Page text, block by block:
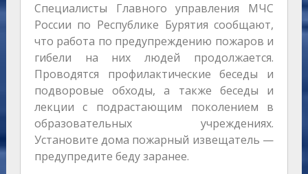
Специалисты Главного управления МЧС
России по Республике Бурятия сообщают,
что работа по предупреждению пожаров и
гибели на них людей продолжается.
Проводятся профилактические беседы и
подворовые обходы, а также беседы и
лекции с подрастающим поколением в
образовательных учреждениях.
Установите дома пожарный извещатель —
предупредите беду заранее.